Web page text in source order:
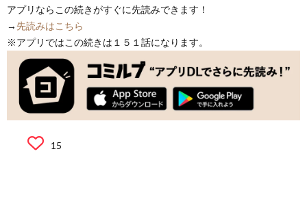
アプリならこの続きがすぐに先読みできます！
→ 先読みはこちら
※アプリではこの続きは１５１話になります。
15